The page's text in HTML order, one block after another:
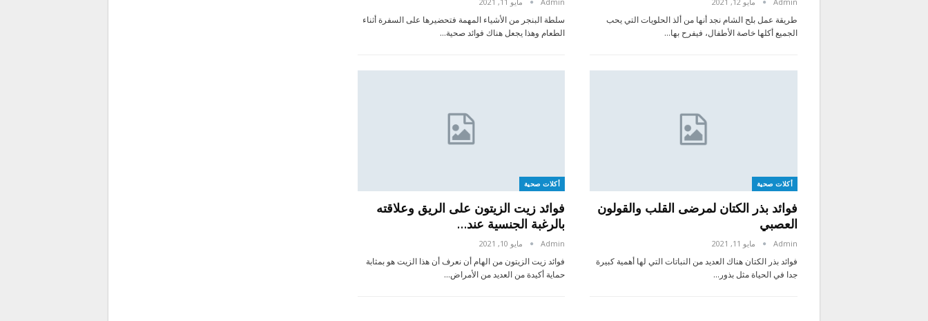
طريقة عمل بلح الشام نجد أنها من ألذ الحلويات التي يحب
الجميع أكلها خاصة الأطفال، فيفرح بها…
سلطة البنجر من الأشياء المهمة فتحضيرها على السفرة أثناء
الطعام وهذا يجعل هناك فوائد صحية…
أكلات صحية
فوائد بذر الكتان لمرضى القلب والقولون
العصبي
Admin مايو 11, 2021
فوائد بذر الكتان هناك العديد من النباتات التي لها أهمية كبيرة
جدا في الحياة مثل بذور…
أكلات صحية
فوائد زيت الزيتون على الريق وعلاقته
بالرغبة الجنسية عند…
Admin مايو 10, 2021
فوائد زيت الزيتون من الهام أن نعرف أن هذا الزيت هو بمثابة
حماية أكيدة من العديد من الأمراض…